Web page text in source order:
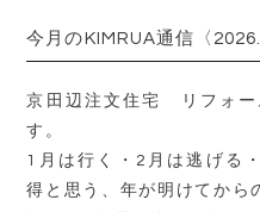
今月のKIMRUA通信〈
京田辺注文住宅 リフォ
す。
1月は行く・2月は逃げる
得と思う、年が明けてから